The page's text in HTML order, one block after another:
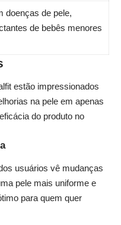
doenças de pele,
de bebês menores
estão impressionados
na pele em apenas
do produto no
usuários vê mudanças
pele mais uniforme e
para quem quer